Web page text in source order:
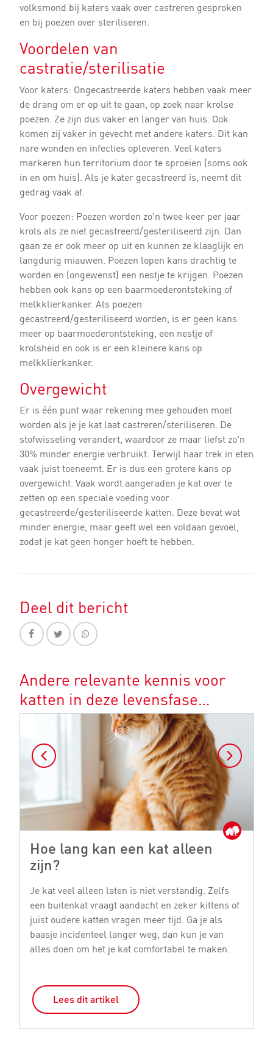
volksmond bij katers vaak over castreren gesproken
en bij poezen over steriliseren.
Voordelen van
castratie/sterilisatie
Voor katers: Ongecastreerde katers hebben vaak meer
de drang om er op uit te gaan, op zoek naar krolse
poezen. Ze zijn dus vaker en langer van huis. Ook
komen zij vaker in gevecht met andere katers. Dit kan
nare wonden en infecties opleveren. Veel katers
markeren hun territorium door te sproeien (soms ook
in en om huis). Als je kater gecastreerd is, neemt dit
gedrag vaak af.
Voor poezen: Poezen worden zo'n twee keer per jaar
krols als ze niet gecastreerd/gesteriliseerd zijn. Dan
gaan ze er ook meer op uit en kunnen ze klaaglijk en
langdurig miauwen. Poezen lopen kans drachtig te
worden en (ongewenst) een nestje te krijgen. Poezen
hebben ook kans op een baarmoederontsteking of
melkklierkanker. Als poezen
gecastreerd/gesteriliseerd worden, is er geen kans
meer op baarmoederontsteking, een nestje of
krolsheid en ook is er een kleinere kans op
melkklierkanker.
Overgewicht
Er is één punt waar rekening mee gehouden moet
worden als je je kat laat castreren/steriliseren. De
stofwisseling verandert, waardoor ze maar liefst zo'n
30% minder energie verbruikt. Terwijl haar trek in eten
vaak juist toeneemt. Er is dus een grotere kans op
overgewicht. Vaak wordt aangeraden je kat over te
zetten op een speciale voeding voor
gecastreerde/gesteriliseerde katten. Deze bevat wat
minder energie, maar geeft wel een voldaan gevoel,
zodat je kat geen honger hoeft te hebben.
Deel dit bericht
Andere relevante kennis voor
katten in deze levensfase…
Hoe lang kan een kat alleen
zijn?
Je kat veel alleen laten is niet verstandig. Zelfs
een buitenkat vraagt aandacht en zeker kittens of
juist oudere katten vragen meer tijd. Ga je als
baasje incidenteel langer weg, dan kun je van
alles doen om het je kat comfortabel te maken.
Lees dit artikel